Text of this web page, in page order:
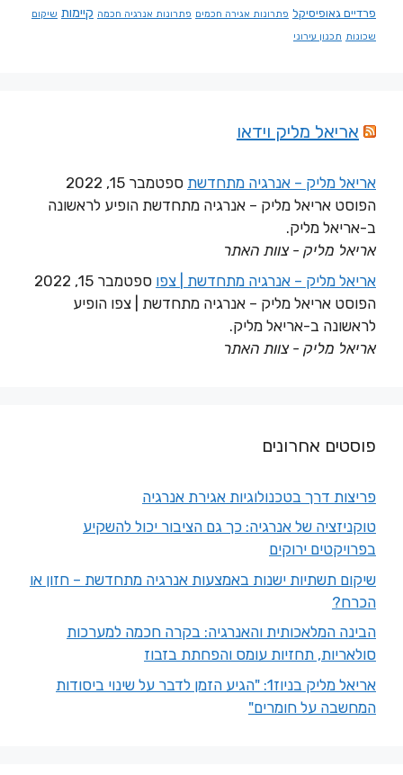
פרדיים גאופיסיקל פתרונות אגירה חכמים פתרונות אנרגיה חכמה קיימות שיקום
שכונות תכנון עירוני
אריאל מליק וידאו
אריאל מליק – אנרגיה מתחדשת ספטמבר 15, 2022
הפוסט אריאל מליק – אנרגיה מתחדשת הופיע לראשונה
ב-אריאל מליק.
אריאל מליק - צוות האתר
אריאל מליק – אנרגיה מתחדשת | צפו ספטמבר 15, 2022
הפוסט אריאל מליק – אנרגיה מתחדשת | צפו הופיע
לראשונה ב-אריאל מליק.
אריאל מליק - צוות האתר
פוסטים אחרונים
פריצות דרך בטכנולוגיות אגירת אנרגיה
טוקניזציה של אנרגיה: כך גם הציבור יכול להשקיע
בפרויקטים ירוקים
שיקום תשתיות ישנות באמצעות אנרגיה מתחדשת – חזון או
הכרח?
הבינה המלאכותית והאנרגיה: בקרה חכמה למערכות
סולאריות, תחזיות עומס והפחתת בזבוז
אריאל מליק בניוז1: "הגיע הזמן לדבר על שינוי ביסודות
המחשבה על חומרים"